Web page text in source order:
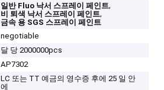
일반 Fluo 낙서 스프레이 페인트,
비 퇴색 낙서 스프레이 페인트,
금속 용 SGS 스프레이 페인트
negotiable
달 당 2000000pcs
AP7302
LC 또는 TT 예금의 영수증 후에 25 일 안
에